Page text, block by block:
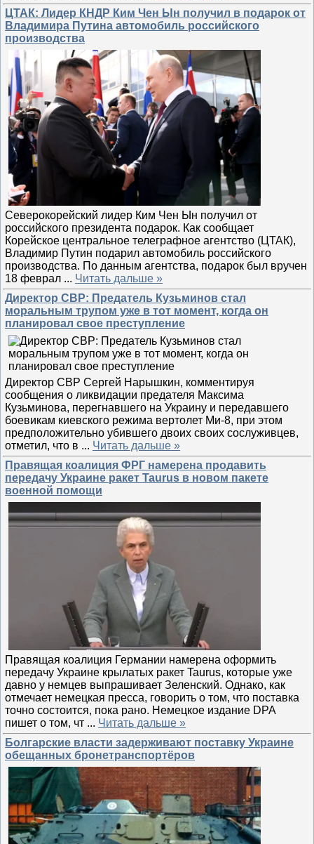
ЦТАК: Лидер КНДР Ким Чен Ын получил в подарок от
Владимира Путина автомобиль российского
производства
Северокорейский лидер Ким Чен Ын получил от
российского президента подарок. Как сообщает
Корейское центральное телеграфное агентство (ЦТАК),
Владимир Путин подарил автомобиль российского
производства. По данным агентства, подарок был вручен
18 феврал ... Читать дальше »
Директор СВР: Предатель Кузьминов стал
моральным трупом уже в тот момент, когда он
планировал свое преступление
Директор СВР Сергей Нарышкин, комментируя
сообщения о ликвидации предателя Максима
Кузьминова, перегнавшего на Украину и передавшего
боевикам киевского режима вертолет Ми-8, при этом
предположительно убившего двоих своих сослуживцев,
отметил, что в ... Читать дальше »
Правящая коалиция ФРГ намерена продавить
передачу Украине ракет Taurus в новом пакете
военной помощи
Правящая коалиция Германии намерена оформить
передачу Украине крылатых ракет Taurus, которые уже
давно у немцев выпрашивает Зеленский. Однако, как
отмечает немецкая пресса, говорить о том, что поставка
точно состоится, пока рано. Немецкое издание DPA
пишет о том, чт ... Читать дальше »
Болгарские власти задерживают поставку Украине
обещанных бронетранспортёров